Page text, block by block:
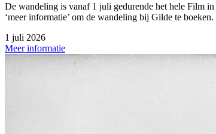
De wandeling is vanaf 1 juli gedurende het hele Film
‘meer informatie’ om de wandeling bij Gilde te boeken.
1 juli 2026
Meer informatie